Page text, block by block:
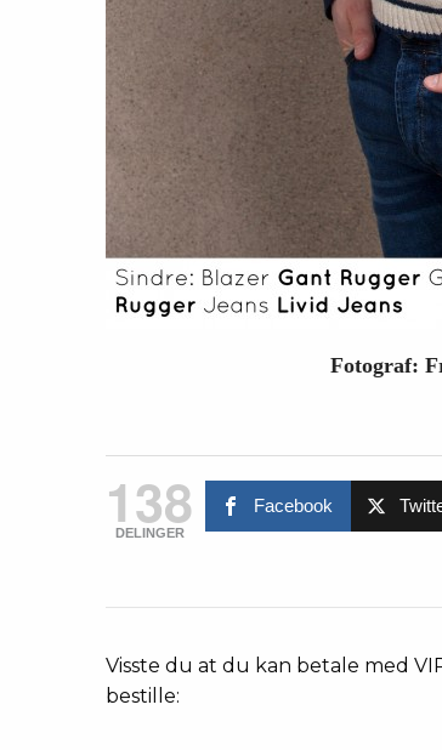
Fotograf:
138
DELINGER
Facebook
Visste du at du kan betale med
bestille: